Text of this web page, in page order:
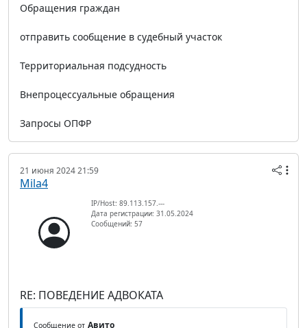
Обращения граждан
отправить сообщение в судебный участок
Территориальная подсудность
Внепроцессуальные обращения
Запросы ОПФР
21 июня 2024 21:59
Mila4
IP/Host: 89.113.157.---
Дата регистрации: 31.05.2024
Сообщений: 57
RE: ПОВЕДЕНИЕ АДВОКАТА
Сообщение от Авито